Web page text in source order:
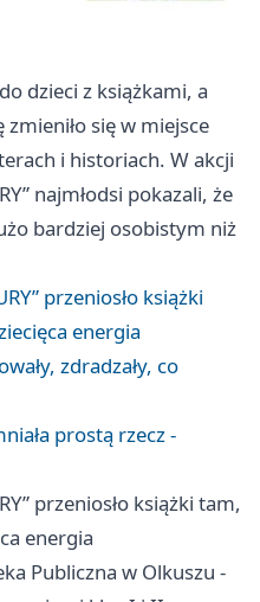
dzieci z książkami, a
się w miejsce
i historiach. W akcji
najmłodsi pokazali, że
bardziej osobistym niż
przeniosło książki
energia
zdradzały, co
prostą rzecz -
przeniosło książki tam,
energia
Publiczna w Olkuszu -